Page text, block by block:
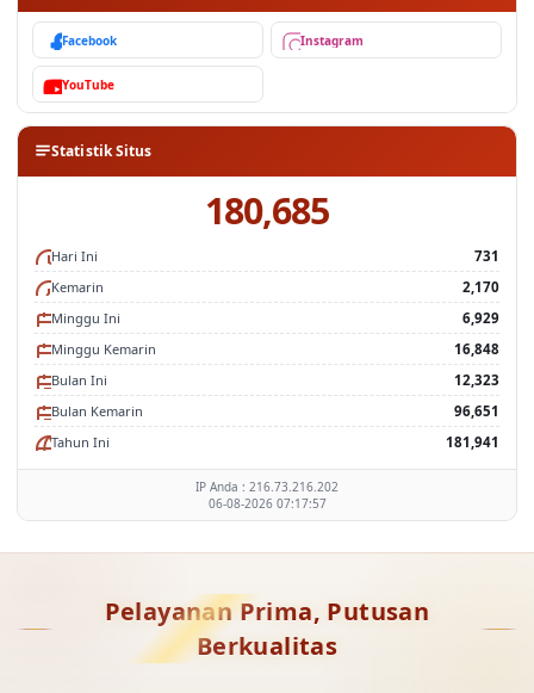
Facebook Instagram
YouTube
Statistik Situs
180,685
Hari Ini
731
Kemarin
2,170
Minggu Ini
6,929
Minggu Kemarin
16,848
Bulan Ini
12,323
Bulan Kemarin
96,651
Tahun Ini
181,941
IP Anda : 216.73.216.202
06-08-2026 07:17:57
Pelayanan Prima, Putusan
Berkualitas